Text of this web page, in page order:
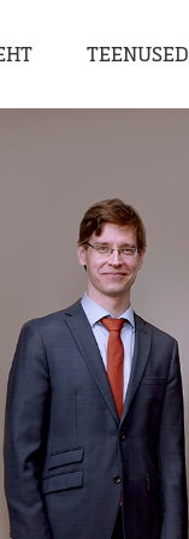
TEENUSED